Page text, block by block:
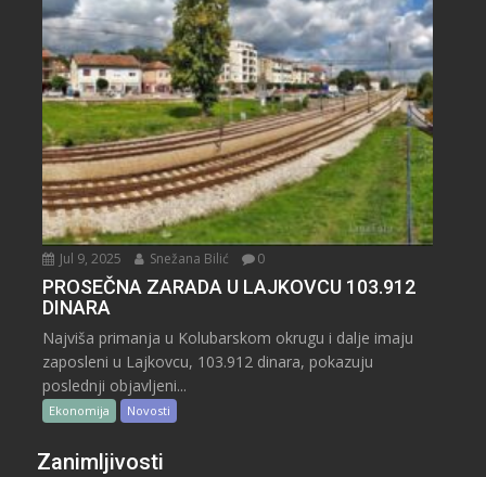
Jul 9, 2025 Snežana Bilić 0
PROSEČNA ZARADA U LAJKOVCU 103.912
DINARA
Najviša primanja u Kolubarskom okrugu i dalje imaju
zaposleni u Lajkovcu, 103.912 dinara, pokazuju
poslednji objavljeni...
Ekonomija Novosti
Zanimljivosti